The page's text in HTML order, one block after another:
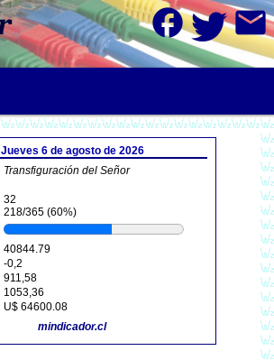
facebook mail
Jueves 6 de agosto de 2026
Transfiguración del Señor
32
218/365 (60%)
40844.79
-0,2
911,58
1053,36
U$ 64600.08
mindicador.cl